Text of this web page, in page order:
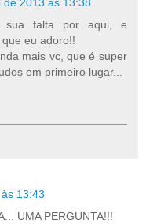
sua falta por aqui, e
eu adoro!!
mais vc, que é super
em primeiro lugar...
13:43
UMA PERGUNTA!!!